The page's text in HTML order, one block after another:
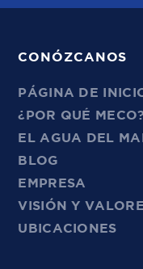
CONÓZCANOS
PÁGINA DE
¿POR QUÉ MECO?
EL AGUA DEL
BLOG
EMPRESA
VISIÓN Y
UBICACIONES